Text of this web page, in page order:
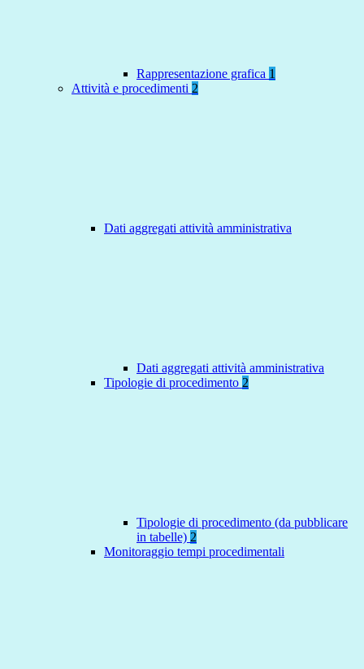
Rappresentazione grafica 1
Attività e procedimenti 2
Dati aggregati attività amministrativa
Dati aggregati attività amministrativa
Tipologie di procedimento 2
Tipologie di procedimento (da pubblicare
in tabelle) 2
Monitoraggio tempi procedimentali